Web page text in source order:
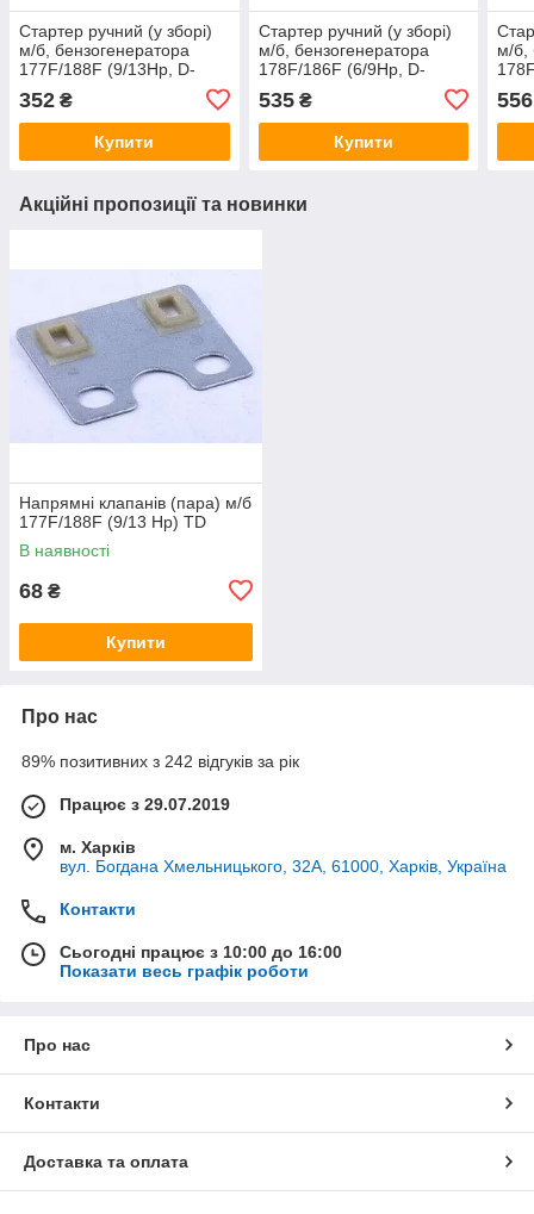
Стартер ручний (у зборі)
м/б, бензогенератора
177F/188F (9/13Hp, D-
352 ₴
Купити
Стартер ручний (у зборі)
м/б, бензогенератора
178F/186F (6/9Hp, D-
535₴
Купити
м/б,
556
Акційні пропозиції та новинки
Напрямні клапанів (пара) м/б
177F/188F (9/13 Hp) TD
В наявності
68 ₴
Купити
Про нас
89% позитивних з 242 відгуків за рік
Працює з 29.07.2019
м. Харків
вул. Богдана Хмельницького, 32А, 61000, Харків, Україна
Контакти
Сьогодні працює з 10:00 до 16:00
Показати весь графік роботи
Про нас
Контакти
Доставка та оплата